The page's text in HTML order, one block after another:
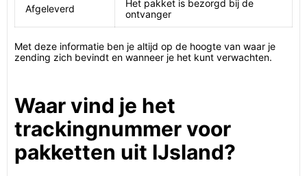
Afgeleverd
Het pakket is bezorgd bij de
ontvanger
Met deze informatie ben je altijd op de hoogte van waar je
zending zich bevindt en wanneer je het kunt verwachten.
Waar vind je het
trackingnummer voor
pakketten uit IJsland?